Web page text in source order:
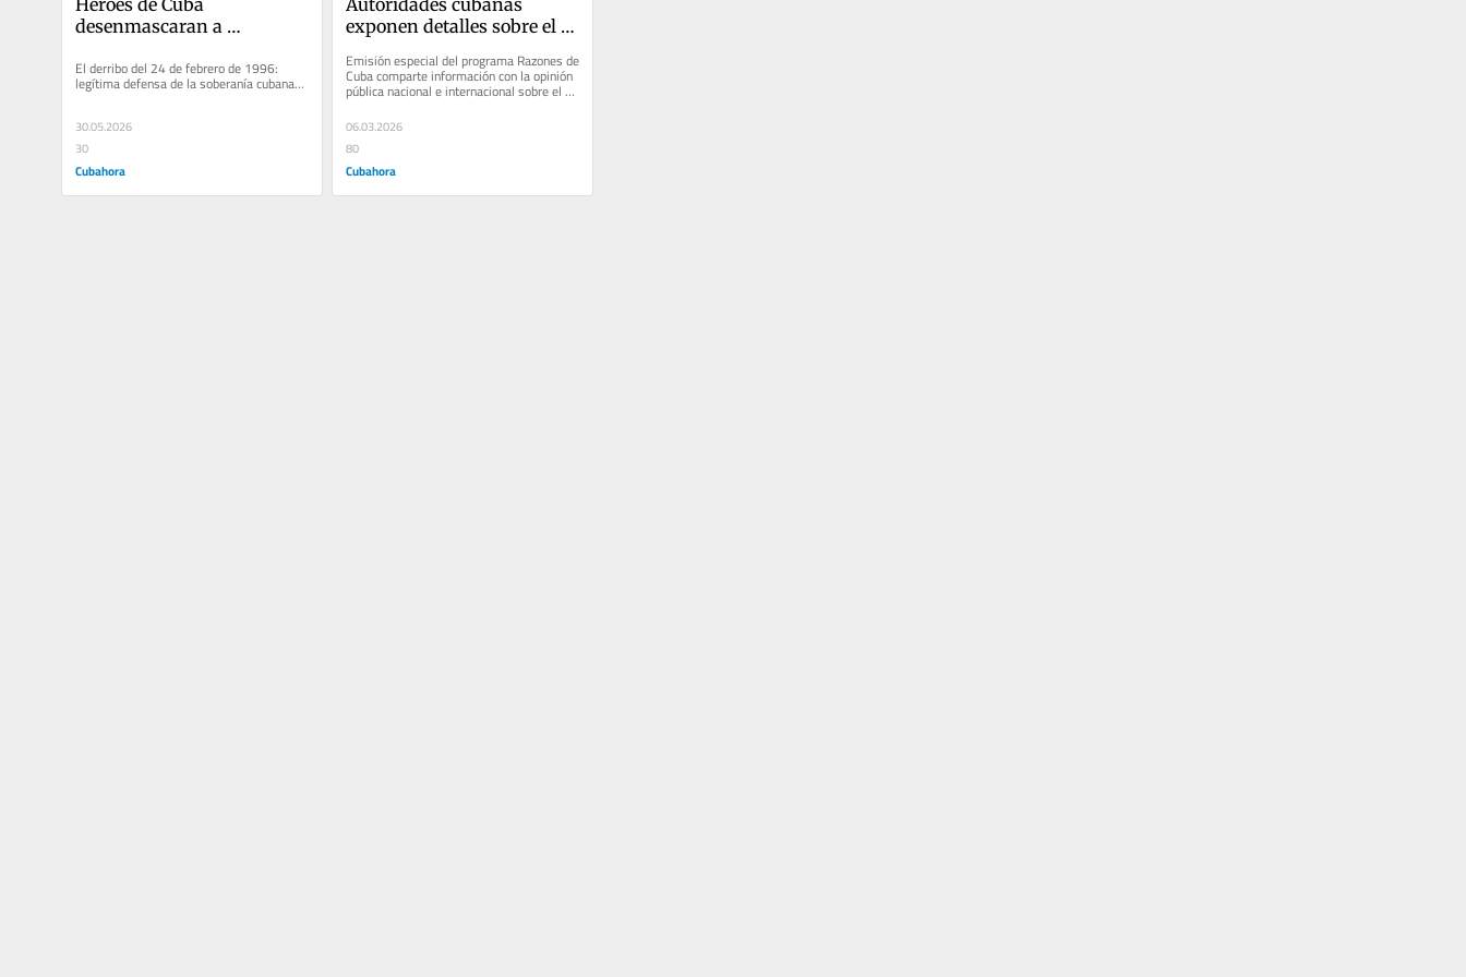
desenmascaran a
vínculo con la CIA
El derribo del 24 de febrero de 1996:
legítima defensa de la soberanía cubana...
30.05.2026
30
Cubahora
exponen detalles sobre el
Clara
Emisión especial del programa Razones de
Cuba comparte información con la opinión
pública nacional e internacional sobre el
intento de...
06.03.2026
80
Cubahora